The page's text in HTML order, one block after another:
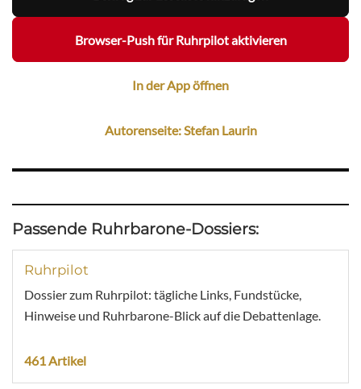
Browser-Push für Ruhrpilot aktivieren
In der App öffnen
Autorenseite: Stefan Laurin
Passende Ruhrbarone-Dossiers:
Ruhrpilot
Dossier zum Ruhrpilot: tägliche Links, Fundstücke,
Hinweise und Ruhrbarone-Blick auf die Debattenlage.
461 Artikel